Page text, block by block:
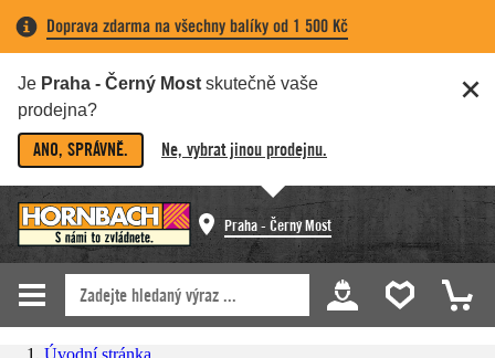
Doprava zdarma na všechny balíky od 1 500 Kč
Je Praha - Černý Most skutečně vaše
prodejna?
ANO, SPRÁVNĚ. Ne, vybrat jinou prodejnu.
Praha - Černý Most
Úvodní stránka